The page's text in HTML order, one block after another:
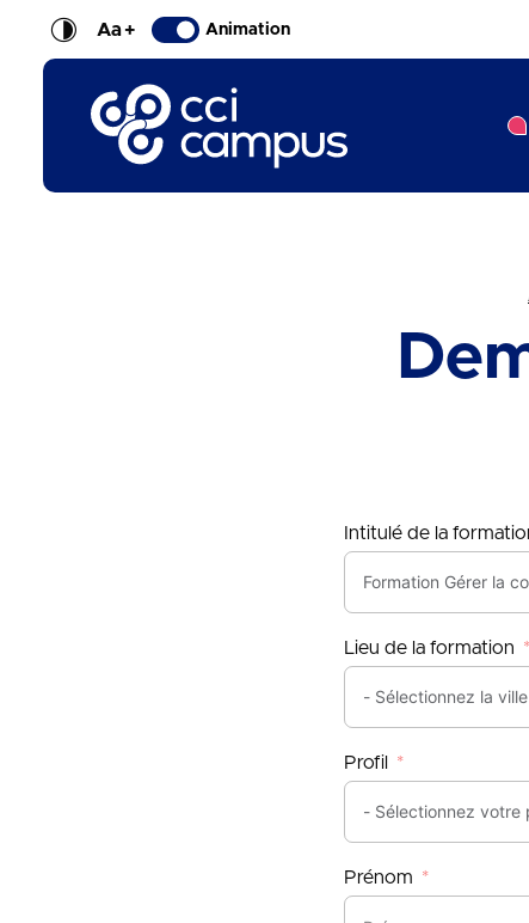
Aa+ Animation
CCI Campus La formation qui vous ressemble
Intitulé de la
Lieu de la formation
Profil
Prénom